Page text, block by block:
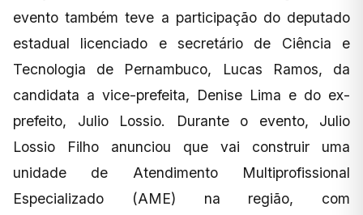
evento também teve a participação do deputado
estadual licenciado e secretário de Ciência e
Tecnologia de Pernambuco, Lucas Ramos, da
candidata a vice-prefeita, Denise Lima e do ex-
prefeito, Julio Lossio. Durante o evento, Julio
Lossio Filho anunciou que vai construir uma
unidade de Atendimento Multiprofissional
Especializado (AME) na região, com